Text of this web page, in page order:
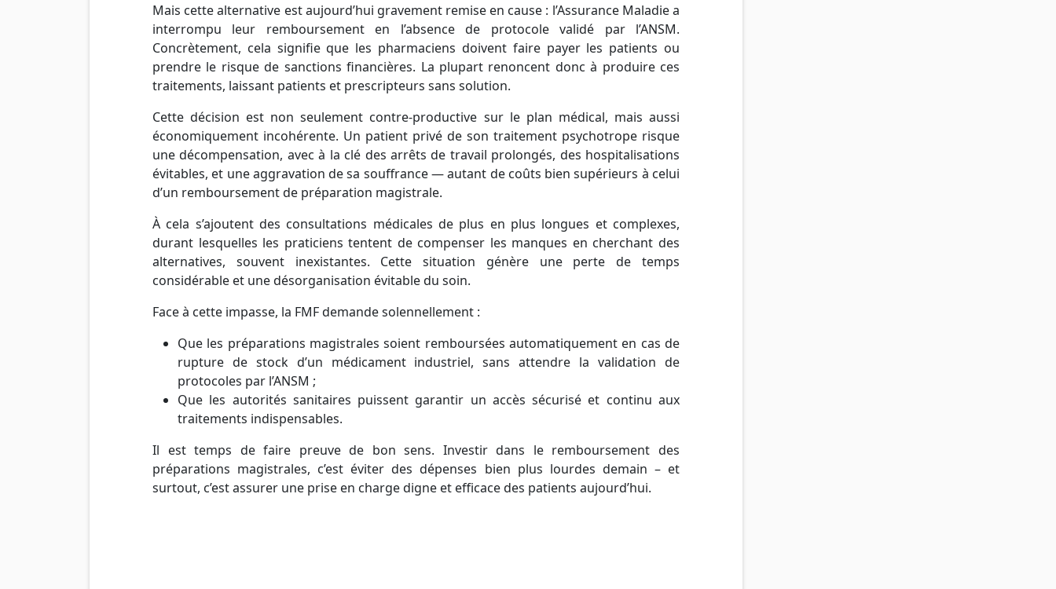
Mais cette alternative est aujourd’hui gravement remise en cause : l’Assurance Maladie a
interrompu leur remboursement en l’absence de protocole validé par l’ANSM.
Concrètement, cela signifie que les pharmaciens doivent faire payer les patients ou
prendre le risque de sanctions financières. La plupart renoncent donc à produire ces
traitements, laissant patients et prescripteurs sans solution.
Cette décision est non seulement contre-productive sur le plan médical, mais aussi
économiquement incohérente. Un patient privé de son traitement psychotrope risque
une décompensation, avec à la clé des arrêts de travail prolongés, des hospitalisations
évitables, et une aggravation de sa souffrance — autant de coûts bien supérieurs à celui
d’un remboursement de préparation magistrale.
À cela s’ajoutent des consultations médicales de plus en plus longues et complexes,
durant lesquelles les praticiens tentent de compenser les manques en cherchant des
alternatives, souvent inexistantes. Cette situation génère une perte de temps
considérable et une désorganisation évitable du soin.
Face à cette impasse, la FMF demande solennellement :
Que les préparations magistrales soient remboursées automatiquement en cas de
rupture de stock d’un médicament industriel, sans attendre la validation de
protocoles par l’ANSM ;
Que les autorités sanitaires puissent garantir un accès sécurisé et continu aux
traitements indispensables.
Il est temps de faire preuve de bon sens. Investir dans le remboursement des
préparations magistrales, c’est éviter des dépenses bien plus lourdes demain – et
surtout, c’est assurer une prise en charge digne et efficace des patients aujourd’hui.